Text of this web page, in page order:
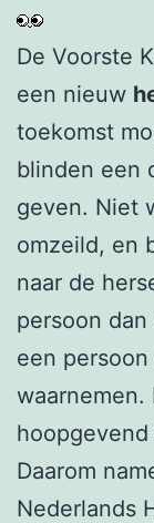
De Voorste
een nieuw
toekomst
blinden een
geven. Niet
omzeild, en
naar de
persoon
een
Daarom
Nederlands